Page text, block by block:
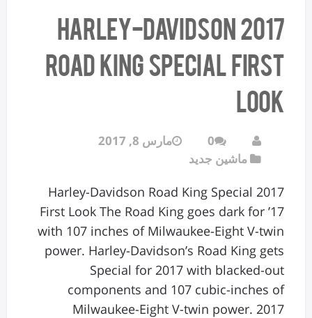
2017 Harley-Davidson
Road King Special First
Look
0
مارس 8, 2017
ماشین جدید
2017 Harley-Davidson Road King Special
First Look The Road King goes dark for ’17
with 107 inches of Milwaukee-Eight V-twin
power. Harley-Davidson’s Road King gets
Special for 2017 with blacked-out
components and 107 cubic-inches of
Milwaukee-Eight V-twin power. 2017